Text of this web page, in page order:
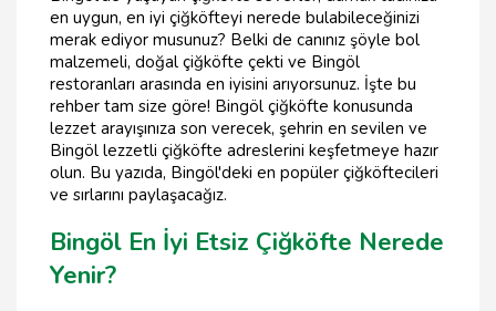
en uygun, en iyi çiğköfteyi nerede bulabileceğinizi
merak ediyor musunuz? Belki de canınız şöyle bol
malzemeli, doğal çiğköfte çekti ve Bingöl
restoranları arasında en iyisini arıyorsunuz. İşte bu
rehber tam size göre! Bingöl çiğköfte konusunda
lezzet arayışınıza son verecek, şehrin en sevilen ve
Bingöl lezzetli çiğköfte adreslerini keşfetmeye hazır
olun. Bu yazıda, Bingöl'deki en popüler çiğköftecileri
ve sırlarını paylaşacağız.
Bingöl En İyi Etsiz Çiğköfte Nerede
Yenir?